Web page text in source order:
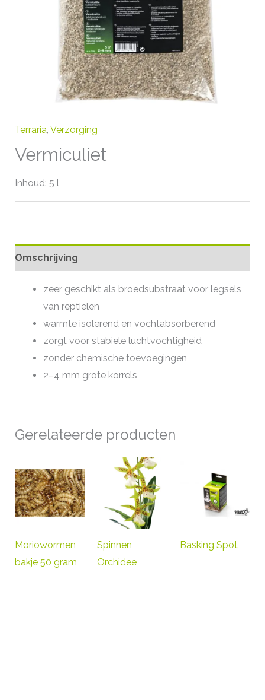
Terraria, Verzorging
Vermiculiet
Inhoud: 5 l
Omschrijving
zeer geschikt als broedsubstraat voor legsels
van reptielen
warmte isolerend en vochtabsorberend
zorgt voor stabiele luchtvochtigheid
zonder chemische toevoegingen
2–4 mm grote korrels
Gerelateerde producten
Moriowormen
bakje 50 gram
Spinnen
Orchidee
Basking Spot